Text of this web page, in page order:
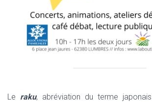
Le raku, abréviation du terme japonais